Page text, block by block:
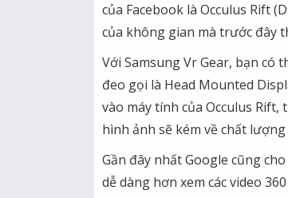
của Facebook là Occulus Rift
của không gian mà trước đây
Với Samsung Vr Gear, bạn
đeo gọi là Head Mounted
vào máy tính của Occulus
hình ảnh sẽ kém về chất
Gần đây nhất Google cũng
dễ dàng hơn xem các video